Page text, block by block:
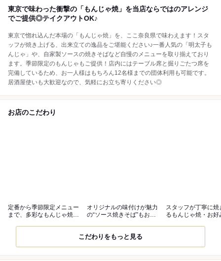
東京で味わった衝撃の「もんじゃ焼」を当店ならではのアレンジ
でご提供◎テイクアウトOK♪
東京で惚れ込んだ本場の「もんじゃ焼」を、ここ奈良県で味わえます！スタ
ッフが焼き上げる、出来立ての逸品をご堪能ください♪一番人気の「明太子も
んじゃ」や、自家製ソースの焼きそばなど自慢のメニューを取り揃えており
ます。季節限定のもんじゃもご提供！店内にはテーブル席と掘りごたつ席を
完備しているため、お一人様はもちろん12名様までの団体利用も可能です。
居酒屋使いも大歓迎なので、気軽にお立ち寄りください◎
お店のこだわり
定番から季節限定メニュー
まで、多彩なもんじゃ焼を
オリジナルの味付けが魅力
の“ソース焼きそば”もおす
スタッフが丁寧に焼
るもんじゃ焼・お好
こだわりをもっと見る